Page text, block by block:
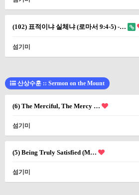
(102) 표적이냐 실체냐 (로마서 9:4-5) -…
섬기미
산상수훈 :: Sermon on the Mount
(6) The Merciful, The Mercy …
섬기미
(5) Being Truly Satisfied (M…
섬기미